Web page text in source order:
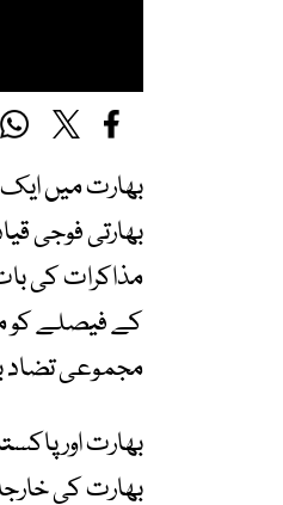
بھارت میں
بھارتی فوجی
مذاکرات کی
کے فیصلے کو
مجموعی تضاد
بھارت اور
بھارت کی